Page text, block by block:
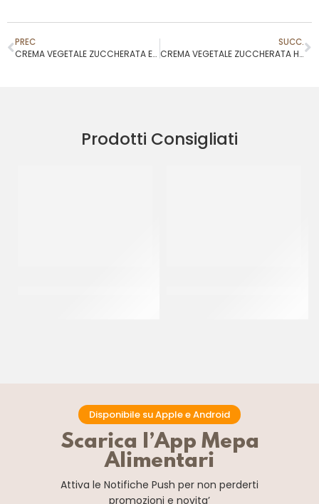
PREC
CREMA VEGETALE ZUCCHERATA EASY TOP
SUCC.
CREMA VEGETALE ZUCCHERATA HOPLA’
Prodotti Consigliati
Disponibile su Apple e Android
Scarica l’App Mepa
Alimentari
Attiva le Notifiche Push per non perderti
promozioni e novita’